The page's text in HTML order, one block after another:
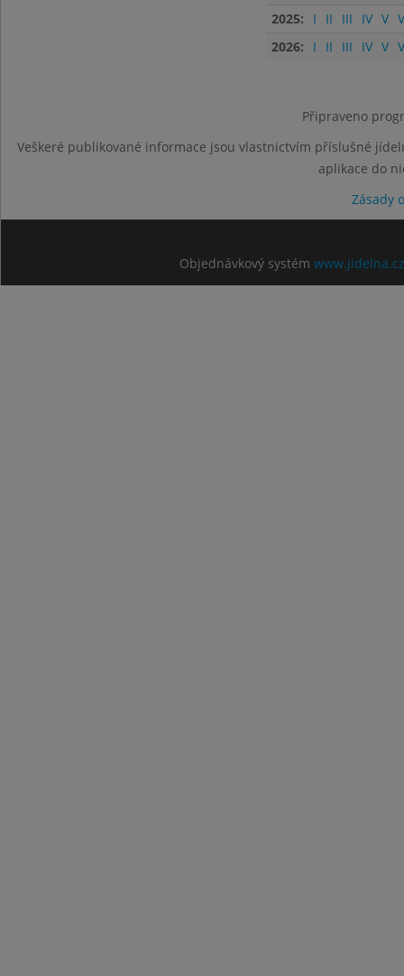
2025:
I II III IV V
2026:
I II III IV V
Připraveno
Veškeré publikované informace jsou vlastnictvím příslušné
aplikace do
Zásady
Objednávkový systém www.jidelna.cz